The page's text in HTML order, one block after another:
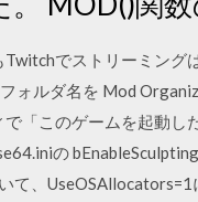
でストリーミング
ォルダ名を Mod
「このゲームを起動し
の
、